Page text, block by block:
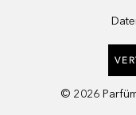
© 2026